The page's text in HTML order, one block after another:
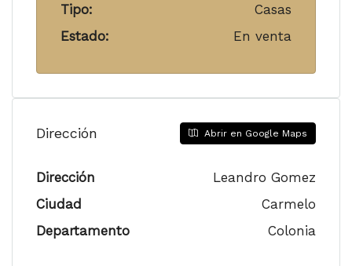
Tipo:
Casas
Estado:
En venta
Dirección Abrir en Google Maps
Dirección
Leandro Gomez
Ciudad
Carmelo
Departamento
Colonia